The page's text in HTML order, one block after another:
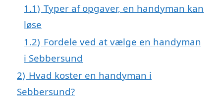
1.1) Typer af opgaver, en handyman kan
løse
1.2) Fordele ved at vælge en handyman
i Sebbersund
2) Hvad koster en handyman i
Sebbersund?